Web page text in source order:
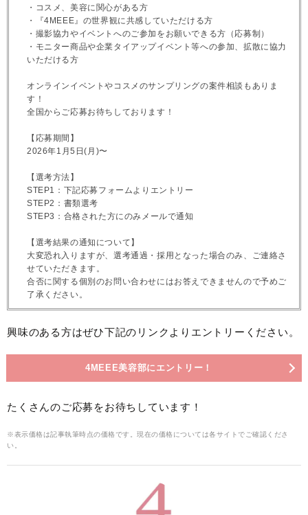
・コスメ、美容に関心がある方
・『4MEEE』の世界観に共感していただける方
・撮影協力やイベントへのご参加をお願いできる方（応募制）
・モニター商品や企業タイアップイベント等への参加、拡散に協力
いただける方
オンラインイベントやコスメのサンプリングの案件相談もありま
す！
全国からご応募お待ちしております！
【応募期間】
2026年1月5日(月)〜
【選考方法】
STEP1：下記応募フォームよりエントリー
STEP2：書類選考
STEP3：合格された方にのみメールで通知
【選考結果の通知について】
大変恐れ入りますが、選考通過・採用となった場合のみ、ご連絡さ
せていただきます。
合否に関する個別のお問い合わせにはお答えできませんので予めご
了承ください。
興味のある方はぜひ下記のリンクよりエントリーください。
4MEEE美容部にエントリー！
たくさんのご応募をお待ちしています！
※表示価格は記事執筆時点の価格です。現在の価格については各サイトでご確認くださ
い。